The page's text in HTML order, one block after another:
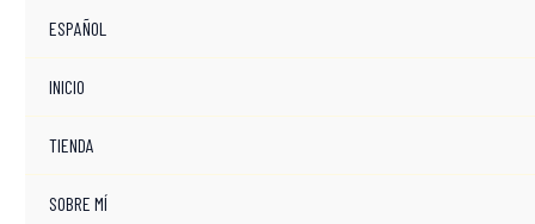
ESPAÑOL
INICIO
TIENDA
SOBRE MÍ